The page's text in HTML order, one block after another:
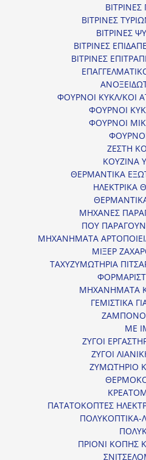
ΒΙΤΡΙΝΕΣ
ΒΙΤΡΙΝΕΣ
ΒΙΤΡΙΝΕΣ
ΒΙΤΡΙΝΕΣ
ΦΟΥΡΝΟΙ ΚΥΚΛ/ΚΟΙ
ΦΟΥΡΝΟΙ
ΦΟΥΡΝΟΙ
ΖΕΣΤΗ
ΚΟΥΖΙΝΑ
ΘΕΡΜΑΝΤΙΚΑ
ΗΛΕΚΤΡΙΚΑ
ΜΗΧΑΝΕΣ
ΠΟΥ
ΜΗΧΑΝΗΜΑΤΑ
ΜΙΞΕΡ
ΤΑΧΥΖΥΜΩΤΗΡΙΑ
ΜΗΧΑΝΗΜΑΤΑ
ΓΕΜΙΣΤΙΚΑ
ΜΕ
ΖΥΓΟΙ
ΖΥΓΟΙ
ΖΥΜΩΤΗΡΙΟ
ΠΑΤΑΤΟΚΟΠΤΕΣ
ΠΡΙΟΝΙ ΚΟΠΗΣ